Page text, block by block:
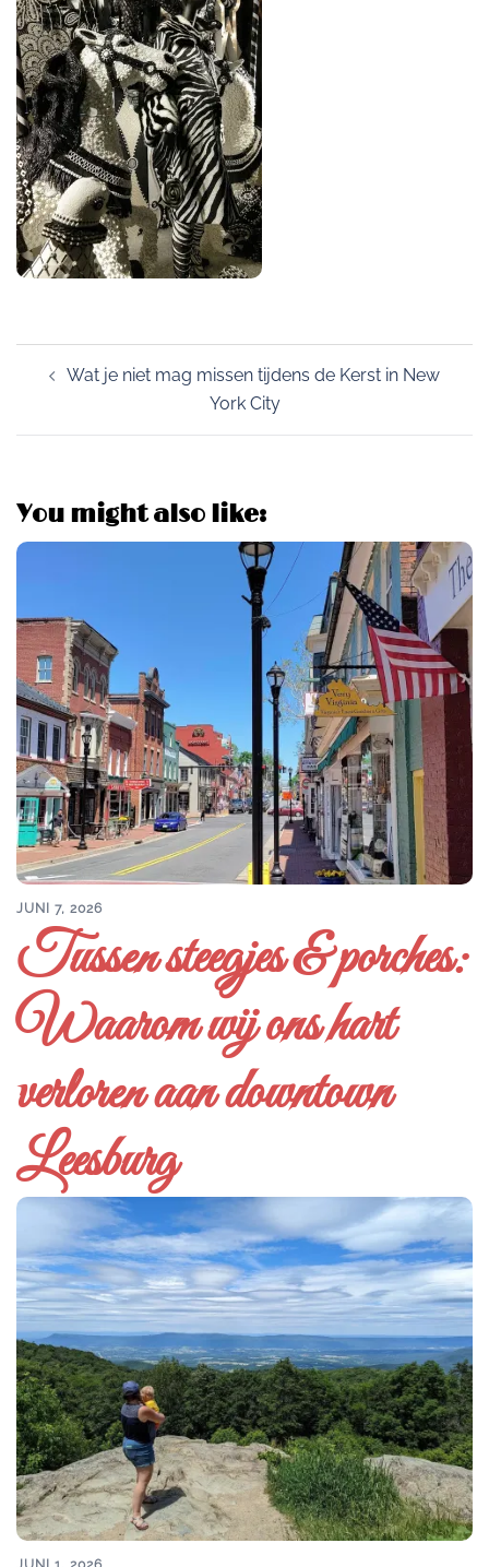
Post
navigation
Wat je niet mag missen tijdens de Kerst in New
York City
You might also like:
JUNI 7, 2026
Tussen steegjes & porches:
Waarom wij ons hart
verloren aan downtown
Leesburg